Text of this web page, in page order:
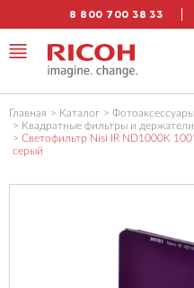
8 800 700 38 33
Главная Каталог Фотоаксессуары
Квадратные фильтры и держатели
Светофильтр Nisi IR ND1000K
серый